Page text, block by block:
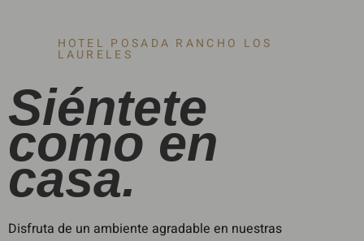
HOTEL POSADA RANCHO LOS
LAURELES
Siéntete
como en
casa.
Disfruta de un ambiente agradable en nuestras